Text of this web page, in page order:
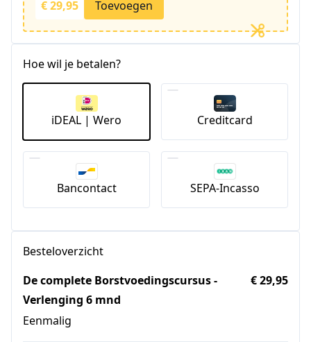
€ 29,95
Toevoegen
Hoe wil je betalen?
iDEAL | Wero Creditcard
Bancontact SEPA-Incasso
Besteloverzicht
De complete Borstvoedingscursus -
Verlenging 6 mnd
Eenmalig
€ 29,95